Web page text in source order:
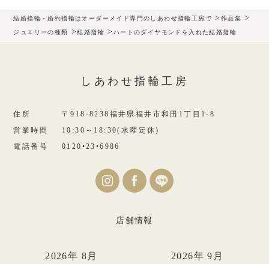
結婚指輪・婚約指輪はオーダーメイド専門のしあわせ指輪工房で > 作品集 >
ジュエリーの種類 >結婚指輪 > ハートのダイヤモンドを入れた結婚指輪
しあわせ指輪工房
住所
〒918-8238福井県福井市和田1丁目1-8
営業時間
10:30～18:30(水曜定休)
電話番号
0120•23•6986
店舗情報
2026年 8月 2026年 9月